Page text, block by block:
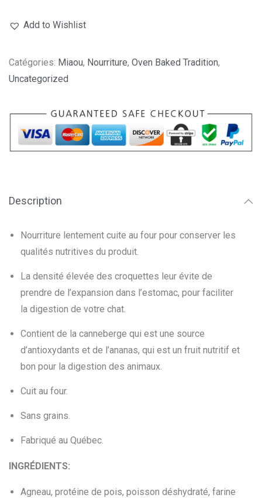
Add to Wishlist
Catégories: Miaou, Nourriture, Oven Baked Tradition,
Uncategorized
Description
Nourriture lentement cuite au four pour conserver les
qualités nutritives du produit.
La densité élevée des croquettes leur évite de
prendre de l’expansion dans l’estomac, pour faciliter
la digestion de votre chat.
Contient de la canneberge qui est une source
d’antioxydants et de l’ananas, qui est un fruit nutritif et
bon pour la digestion des animaux.
Cuit au four.
Sans grains.
Fabriqué au Québec.
INGRÉDIENTS:
Agneau, protéine de pois, poisson déshydraté, farine